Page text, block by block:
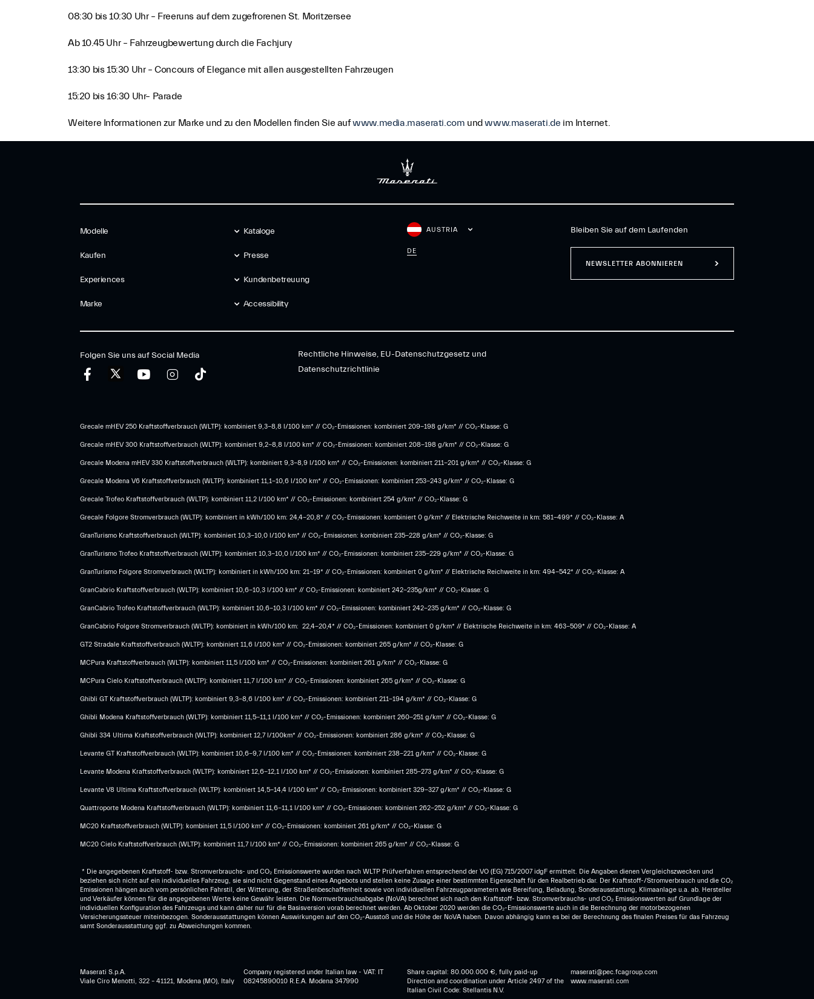
08:30 bis 10:30 Uhr – Freeruns auf dem zugefrorenen St. Moritzersee
Ab 10.45 Uhr – Fahrzeugbewertung durch die Fachjury
13:30 bis 15:30 Uhr – Concours of Elegance mit allen ausgestellten Fahrzeugen
15:20 bis 16:30 Uhr– Parade
Weitere Informationen zur Marke und zu den Modellen finden Sie aufwww.media.maserati.com undwww.maserati.de im Internet.
Modelle
Kaufen
Experiences
Marke
Kataloge
Presse
Kundenbetreuung
Accessibility
AUSTRIA
DE
Bleiben Sie auf dem Laufenden
NEWSLETTER ABONNIEREN
Folgen Sie uns auf Social Media
Rechtliche Hinweise, EU-Datenschutzgesetz und
Datenschutzrichtlinie
Grecale mHEV 250 Kraftstoffverbrauch (WLTP): kombiniert 9,3-8,8 l/100 km* // CO₂-Emissionen: kombiniert 209-198 g/km* ​// CO₂-Klasse: G
Grecale mHEV 300 Kraftstoffverbrauch (WLTP): kombiniert 9,2-8,8 l/100 km* // CO₂-Emissionen: kombiniert 208-198 g/km* // CO₂-Klasse: G
Grecale Modena mHEV 330 Kraftstoffverbrauch (WLTP): kombiniert 9,3-8,9 l/100 km* // CO₂-Emissionen: kombiniert 211-201 g/km* // CO₂-Klasse: G
Grecale Modena V6 Kraftstoffverbrauch (WLTP): kombiniert 11,1-10,6 l/100 km* // CO₂-Emissionen: kombiniert 253-243 g/km* // CO₂-Klasse: G
Grecale Trofeo Kraftstoffverbrauch (WLTP): kombiniert 11,2 l/100 km* // CO₂-Emissionen: kombiniert 254 g/km* // CO₂-Klasse: G
Grecale Folgore Stromverbrauch (WLTP): kombiniert in kWh/100 km: 24,4-20,8* // CO₂-Emissionen: kombiniert 0 g/km* // Elektrische Reichweite in km: 581-499* // CO₂-Klasse: A
GranTurismo Kraftstoffverbrauch (WLTP): kombiniert 10,3-10,0 l/100 km* // CO₂-Emissionen: kombiniert 235-228 g/km* // CO₂-Klasse: G
GranTurismo Trofeo Kraftstoffverbrauch (WLTP): kombiniert 10,3-10,0 l/100 km* // CO₂-Emissionen: kombiniert 235-229 g/km* // CO₂-Klasse: G
GranTurismo Folgore Stromverbrauch (WLTP): kombiniert in kWh/100 km: 21-19* // CO₂-Emissionen: kombiniert 0 g/km* // Elektrische Reichweite in km: 494-542* // CO₂-Klasse: A
GranCabrio Kraftstoffverbrauch (WLTP): kombiniert 10,6-10,3 l/100 km* // CO₂-Emissionen: kombiniert 242-235g/km* // CO₂-Klasse: G
GranCabrio Trofeo Kraftstoffverbrauch (WLTP): kombiniert 10,6-10,3 l/100 km* // CO₂-Emissionen: kombiniert 242-235 g/km* // CO₂-Klasse: G
GranCabrio Folgore Stromverbrauch (WLTP): kombiniert in kWh/100 km: 22,4-20,4* // CO₂-Emissionen: kombiniert 0 g/km* // Elektrische Reichweite in km: 463-509* // CO₂-Klasse: A
GT2 Stradale Kraftstoffverbrauch (WLTP): kombiniert 11,6 l/100 km* // CO₂-Emissionen: kombiniert 265 g/km* // CO₂-Klasse: G
MCPura Kraftstoffverbrauch (WLTP): kombiniert 11,5 l/100 km* // CO₂-Emissionen: kombiniert 261 g/km* // CO₂-Klasse: G
MCPura Cielo Kraftstoffverbrauch (WLTP): kombiniert 11,7 l/100 km* // CO₂-Emissionen: kombiniert 265 g/km* // CO₂-Klasse: G
Ghibli GT Kraftstoffverbrauch (WLTP): kombiniert 9,3-8,6 l/100 km* // CO₂-Emissionen: kombiniert 211-194 g/km* // CO₂-Klasse: G
Ghibli Modena Kraftstoffverbrauch (WLTP): kombiniert 11,5-11,1 l/100 km* // CO₂-Emissionen: kombiniert 260-251 g/km*​ // CO₂-Klasse: G​
Ghibli 334 Ultima Kraftstoffverbrauch (WLTP): kombiniert 12,7 l/100km* // CO₂-Emissionen: kombiniert 286 g/km* // CO₂-Klasse: G
Levante GT Kraftstoffverbrauch (WLTP): kombiniert 10,6-9,7 l/100 km* // CO₂-Emissionen: kombiniert 238-221 g/km* ​// CO₂-Klasse: G​
Levante Modena Kraftstoffverbrauch (WLTP): kombiniert 12,6-12,1 l/100 km* // CO₂-Emissionen: kombiniert 285-273 g/km*​ // CO₂-Klasse: G
​Levante V8 Ultima Kraftstoffverbrauch (WLTP): kombiniert 14,5-14,4 l/100 km* // CO₂-Emissionen: kombiniert 329-327 g/km* // CO₂-Klasse: G
Quattroporte Modena Kraftstoffverbrauch (WLTP): kombiniert 11,6-11,1 l/100 km* // CO₂-Emissionen: kombiniert 262-252 g/km* // CO₂-Klasse: G
MC20 Kraftstoffverbrauch (WLTP): kombiniert 11,5 l/100 km* // CO₂-Emissionen: kombiniert 261 g/km* // CO₂-Klasse: G
MC20 Cielo Kraftstoffverbrauch (WLTP): kombiniert 11,7 l/100 km* // CO₂-Emissionen: kombiniert 265 g/km* // CO₂-Klasse: G
* Die angegebenen Kraftstoff- bzw. Stromverbrauchs- und CO₂ Emissionswerte wurden nach WLTP Prüfverfahren entsprechend der VO (EG) 715/2007 idgF ermittelt. Die Angaben dienen Vergleichszwecken und
beziehen sich nicht auf ein individuelles Fahrzeug, sie sind nicht Gegenstand eines Angebots und stellen keine Zusage einer bestimmten Eigenschaft für den Realbetrieb dar. Der Kraftstoff-/Stromverbrauch und die CO₂
Emissionen hängen auch vom persönlichen Fahrstil, der Witterung, der Straßenbeschaffenheit sowie von individuellen Fahrzeugparametern wie Bereifung, Beladung, Sonderausstattung, Klimaanlage u.a. ab. Hersteller
und Verkäufer können für die angegebenen Werte keine Gewähr leisten. Die Normverbrauchsabgabe (NoVA) berechnet sich nach den Kraftstoff- bzw. Stromverbrauchs- und CO₂ Emissionswerten auf Grundlage der
individuellen Konfiguration des Fahrzeugs und kann daher nur für die Basisversion vorab berechnet werden. Ab Oktober 2020 werden die CO₂-Emissionswerte auch in die Berechnung der motorbezogenen
Versicherungssteuer miteinbezogen. Sonderausstattungen können Auswirkungen auf den CO₂-Ausstoß und die Höhe der NoVA haben. Davon abhängig kann es bei der Berechnung des finalen Preises für das Fahrzeug
samt Sonderausstattung ggf. zu Abweichungen kommen.
Maserati S.p.A.
Viale Ciro Menotti, 322 – 41121, Modena (MO), Italy
Company registered under Italian law - VAT: IT
08245890010 R.E.A. Modena 347990
Share capital: 80.000.000 €, fully paid-up
Direction and coordination under Article 2497 of the
Italian Civil Code: Stellantis N.V.
maserati@pec.fcagroup.com
www.maserati.com